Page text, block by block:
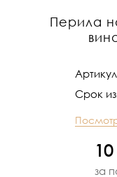
Перила
Срок
за